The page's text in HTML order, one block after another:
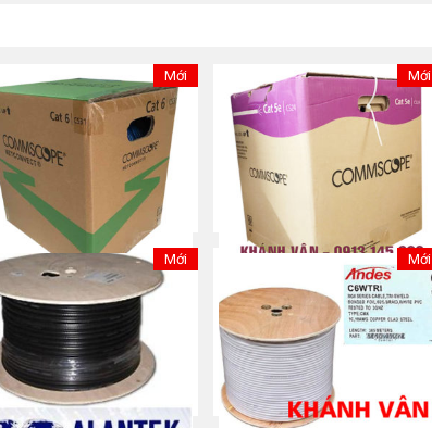
Mới
NEW – Cáp mạng
Commscope/AMP CAT 6
Mua ngay
Mới
NEW-Cáp mạng Commscope
Cat 5e chống nhiễu (STP)
Mua ngay
Mới Mới